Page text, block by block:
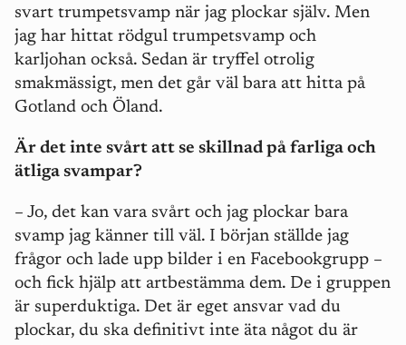
svart trumpetsvamp när jag plockar själv. Men
jag har hittat rödgul trumpetsvamp och
karljohan också. Sedan är tryffel otrolig
smakmässigt, men det går väl bara att hitta på
Gotland och Öland.
Är det inte svårt att se skillnad på farliga och
ätliga svampar?
– Jo, det kan vara svårt och jag plockar bara
svamp jag känner till väl. I början ställde jag
frågor och lade upp bilder i en Facebookgrupp –
och fick hjälp att artbestämma dem. De i gruppen
är superduktiga. Det är eget ansvar vad du
plockar, du ska definitivt inte äta något du är